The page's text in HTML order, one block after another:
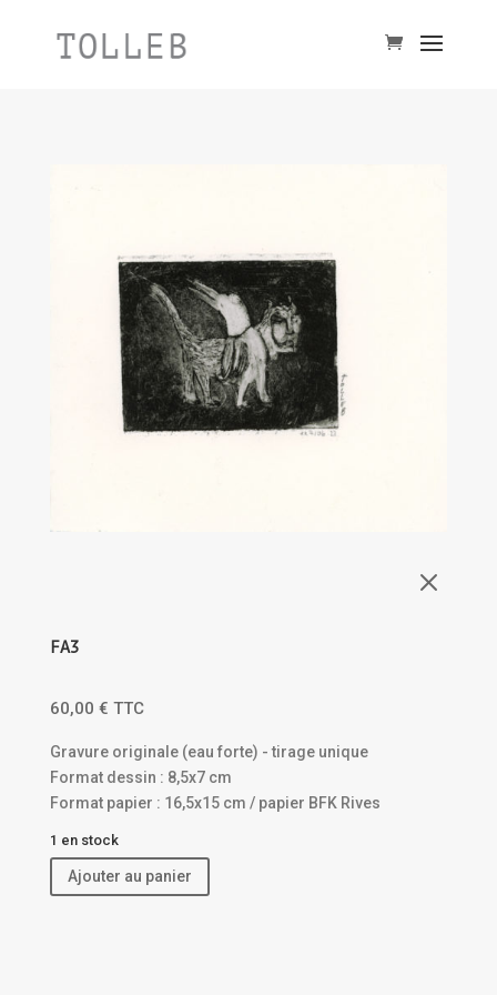
M
FA3
60,00 € TTC
Gravure originale (eau forte) - tirage unique
Format dessin : 8,5x7 cm
Format papier : 16,5x15 cm / papier BFK Rives
1 en stock
Ajouter au panier